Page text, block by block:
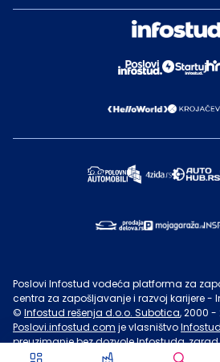
Poslovi Infostud vodeća platforma za
centra za zapošljavanje i razvoj karijere -
© Infostud rešenja d.o.o. Subotica, 2000 -
Poslovi.infostud.com je vlasništvo
preuzimanje bez dozvoleInfostuda,
u druge svrhe, osim za lične potrebe